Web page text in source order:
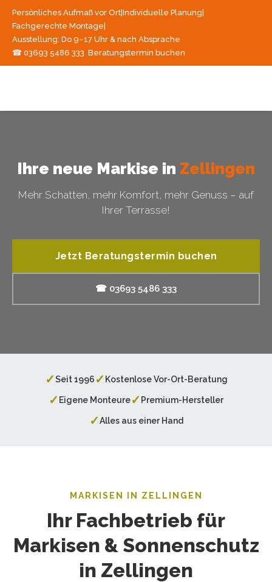
Persönliches Aufmaß vor Ort Individuelle Planung
Fachgerechte Montage
Ausstellung: Do 9–17 Uhr & nach Absprache
☎ 03693 5486 333 Beratungstermin buchen
Ihre neue Markise in Zellingen
Mehr Schatten, mehr Komfort, mehr Genuss – auf
Ihrer Terrasse!
Jetzt Beratungstermin buchen
☎ 03693 5486 333
✓Seit 1996 ✓ Kostenlose Vor-Ort-Beratung
✓ Eigene Monteure✓ Premium-Hersteller
✓Alles aus einer Hand
MARKISEN IN ZELLINGEN
Ihr Fachbetrieb für
Markisen & Sonnenschutz
in Zellingen